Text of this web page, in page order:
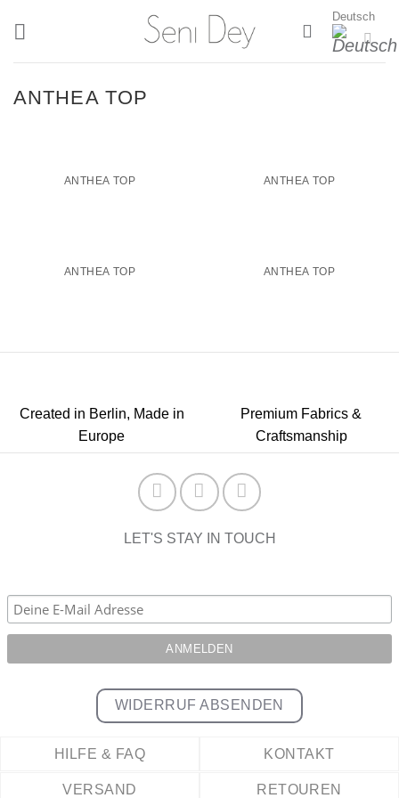
Deutsch
ANTHEA TOP
ANTHEA TOP ANTHEA TOP
ANTHEA TOP ANTHEA TOP
Created in Berlin, Made in
Europe
Premium Fabrics &
Craftsmanship
LET'S STAY IN TOUCH
WIDERRUF ABSENDEN
HILFE & FAQ KONTAKT
VERSAND RETOUREN